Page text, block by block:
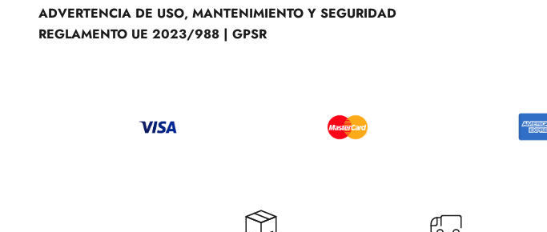
ADVERTENCIA DE USO, MANTENIMIENTO Y SEGURIDAD
REGLAMENTO UE 2023/988 | GPSR